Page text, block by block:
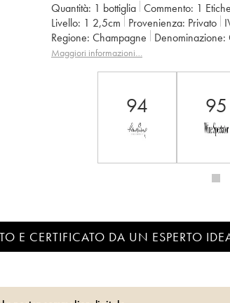
Quantità: 1 bottiglia Commento: 1
Livello: 1 2,5cm Provenienza: privato
Regione:
Champagne Denominazione:
Proprietario: Taittinger
Maggiori informazioni…
94 95
E CERTIFICATO DA UN ESPERTO